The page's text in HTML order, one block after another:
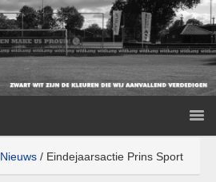
Nieuws / Eindejaarsactie Prins Sport